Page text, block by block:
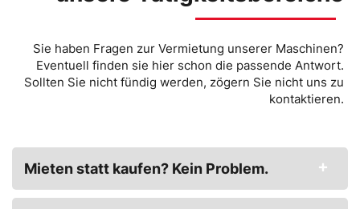
Sie haben Fragen zur Vermietung unserer Maschinen?
Eventuell finden sie hier schon die passende Antwort.
Sollten Sie nicht fündig werden, zögern Sie nicht uns zu
kontaktieren.
Mieten statt kaufen? Kein Problem.